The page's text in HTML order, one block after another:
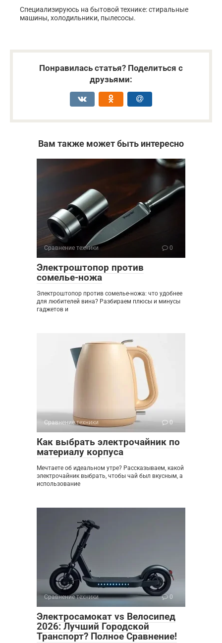
Специализируюсь на бытовой технике: стиральные
машины, холодильники, пылесосы.
Понравилась статья? Поделиться с
друзьями:
Вам также может быть интересно
Сравнение техники 0
Электроштопор против
сомелье-ножа
Электроштопор против сомелье-ножа: что удобнее
для любителей вина? Разбираем плюсы и минусы
гаджетов и
Сравнение техники 0
Как выбрать электрочайник по
материалу корпуса
Мечтаете об идеальном утре? Рассказываем, какой
электрочайник выбрать, чтобы чай был вкусным, а
использование
Сравнение техники 0
Электросамокат vs Велосипед
2026: Лучший Городской
Транспорт? Полное Сравнение!